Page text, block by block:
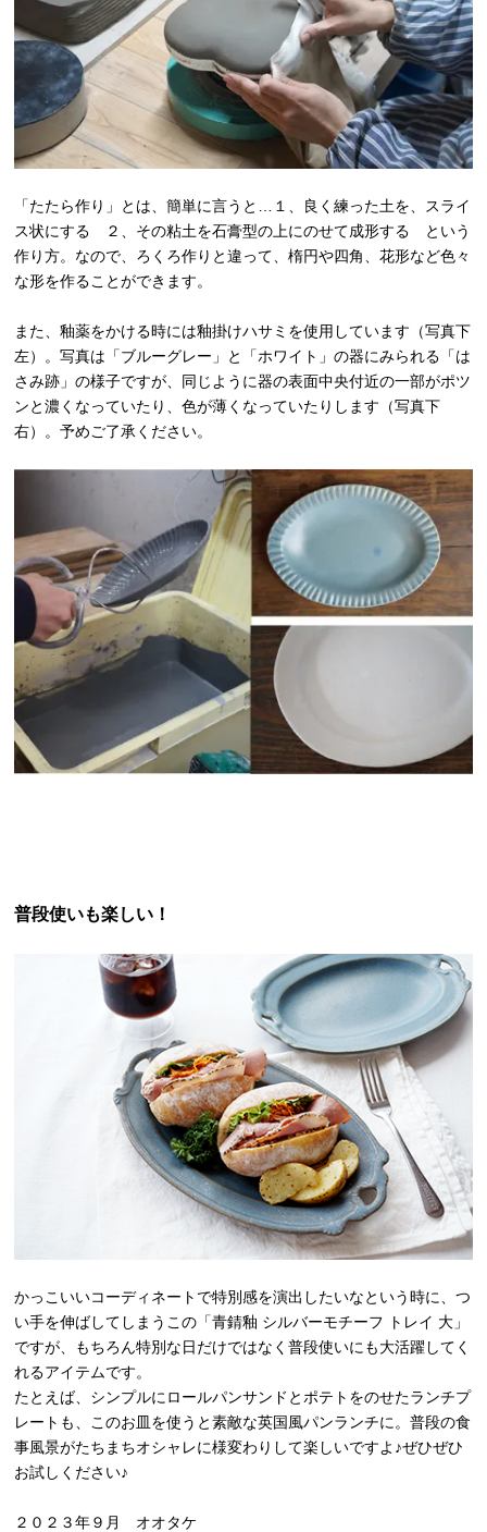
「たたら作り」とは、簡単に言うと…１、良く練った土を、スライ
ス状にする ２、その粘土を石膏型の上にのせて成形する という
作り方。なので、ろくろ作りと違って、楕円や四角、花形など色々
な形を作ることができます。
また、釉薬をかける時には釉掛けハサミを使用しています（写真下
左）。写真は「ブルーグレー」と「ホワイト」の器にみられる「は
さみ跡」の様子ですが、同じように器の表面中央付近の一部がポツ
ンと濃くなっていたり、色が薄くなっていたりします（写真下
右）。予めご了承ください。
普段使いも楽しい！
かっこいいコーディネートで特別感を演出したいなという時に、つ
い手を伸ばしてしまうこの「青錆釉 シルバーモチーフ トレイ 大」
ですが、もちろん特別な日だけではなく普段使いにも大活躍してく
れるアイテムです。
たとえば、シンプルにロールパンサンドとポテトをのせたランチプ
レートも、このお皿を使うと素敵な英国風パンランチに。普段の食
事風景がたちまちオシャレに様変わりして楽しいですよ♪ぜひぜひ
お試しください♪
２０２３年９月 オオタケ